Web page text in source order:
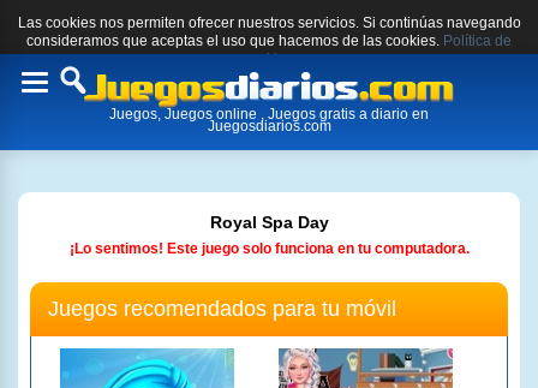
Las cookies nos permiten ofrecer nuestros servicios. Si continúas navegando
consideramos que aceptas el uso que hacemos de las cookies. Política de
cookies.
Toggle
Juegos, Juegos online , Juegos gratis a diario en
Juegosdiarios.com
Royal Spa Day
¡Lo sentimos! Este juego solo funciona en tu computadora.
Juegos recomendados para tu móvil